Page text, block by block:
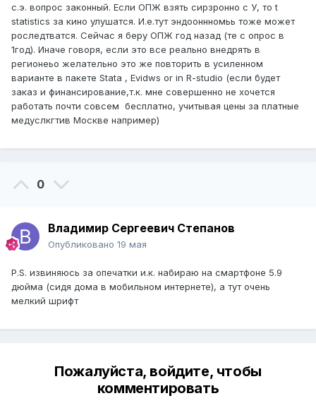
с.э. вопрос законный. Если ОПЖ взять сирзронно с У, то t
statistics за кино улушатся. И.е.тут эндооннномьь тоже может
роследтватся. Сейчас я беру ОПЖ год назад (те с опрос в
1год). Иначе говоря, если это все реально внедрять в
регионеьо желательно это же повторить в усиленном
варианте в пакете Stata , Evidws or in R-studio (если будет
заказ и финансирование,т.к. мне совершенно не хочется
работать почти совсем бесплатно, учитывая цены за платные
медуслкгтив Москвe например)
0
Владимир Сергеевич Степанов
Опубликовано 19 мая
Р.S. извиняюсь за опечатки и.к. набираю на смартфоне 5.9
дюйма (сидя дома в мобильном интернете), а тут очень
мелкий шрифт
Пожалуйста, войдите, чтобы
комментировать